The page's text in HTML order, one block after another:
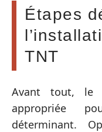
Étapes
TNT
Avant tout, le
appropriée
déterminant.